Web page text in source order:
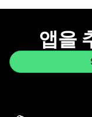
앱을